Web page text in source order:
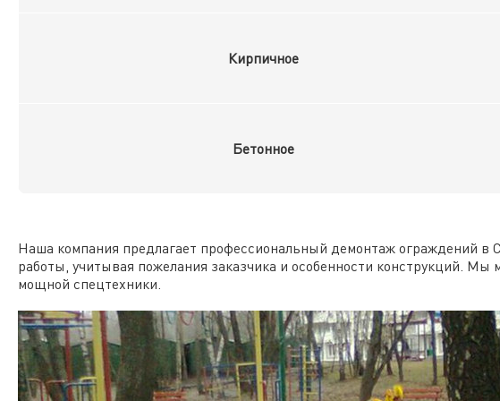
Кирпичное
Бетонное
Наша компания предлагает профессиональный демонтаж ограждений
работы, учитывая пожелания заказчика и особенности конструкций.
мощной спецтехники.